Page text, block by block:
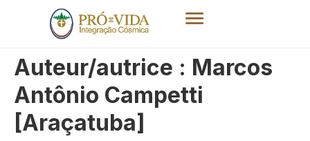
Auteur/autrice : Marcos
Antônio Campetti
[Araçatuba]